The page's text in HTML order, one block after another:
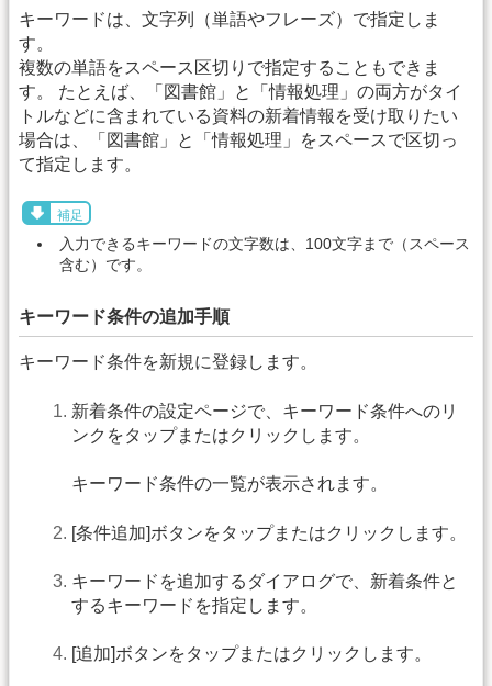
キーワードは、文字列（単語やフレーズ）で指定しま
す。
複数の単語をスペース区切りで指定することもできま
す。 たとえば、「図書館」と「情報処理」の両方がタイ
トルなどに含まれている資料の新着情報を受け取りたい
場合は、「図書館」と「情報処理」をスペースで区切っ
て指定します。
補足
入力できるキーワードの文字数は、100文字まで（スペース
含む）です。
キーワード条件の追加手順
キーワード条件を新規に登録します。
新着条件の設定ページで、キーワード条件へのリ
ンクをタップまたはクリックします。
キーワード条件の一覧が表示されます。
[条件追加]ボタンをタップまたはクリックします。
キーワードを追加するダイアログで、新着条件と
するキーワードを指定します。
[追加]ボタンをタップまたはクリックします。